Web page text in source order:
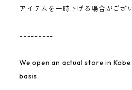
アイテムを一時下げる場合がござ
---------
We open an actual store in
basis.